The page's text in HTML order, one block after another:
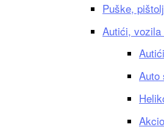
Puške,
Autići,
Auto